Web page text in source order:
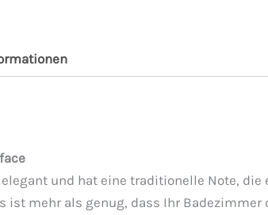
und hat eine traditionelle Note,
ist mehr als genug, dass Ihr